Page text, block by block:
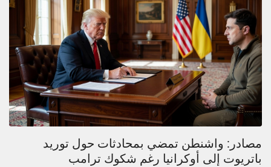
مصادر: واشنطن تمضي بمحادثات حول توريد
باتريوت إلى أوكرانيا رغم شكوك ترامب